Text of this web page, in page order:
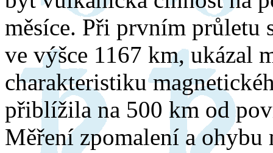
měsíce. Při prvním průletu
ve výšce 1167 km, ukázal
charakteristiku
přiblížila na 500 km od
Měření zpomalení a ohybu